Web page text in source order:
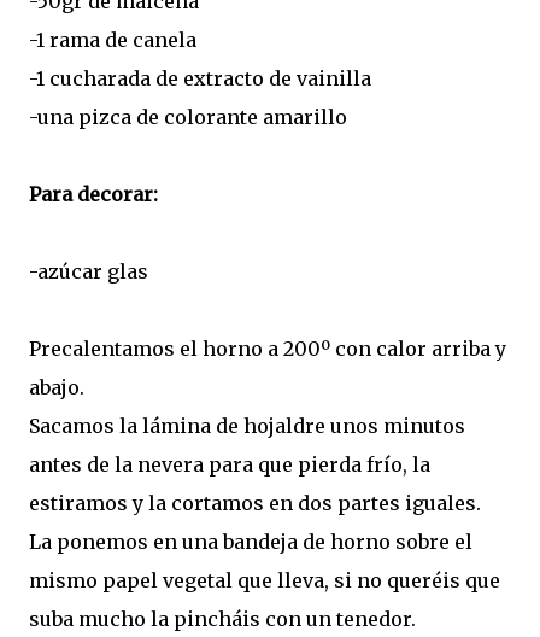
-1 rama de canela
-1 cucharada de extracto de vainilla
-una pizca de colorante amarillo
Para decorar:
-azúcar glas
Precalentamos el horno a 200º con calor arriba y
abajo.
Sacamos la lámina de hojaldre unos minutos
antes de la nevera para que pierda frío, la
estiramos y la cortamos en dos partes iguales.
La ponemos en una bandeja de horno sobre el
mismo papel vegetal que lleva, si no queréis que
suba mucho la pincháis con un tenedor.